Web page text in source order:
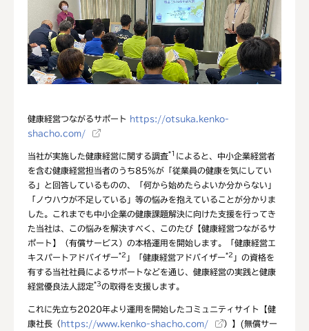
健康経営つながるサポート
https://otsuka.kenko-
shacho.com/
当社が実施した健康経営に関する調査*1 によると、中小企業経営者
を含む健康経営担当者のうち85%が「従業員の健康を気にしてい
る」と回答しているものの、「何から始めたらよいか分からない」
「ノウハウが不足している」等の悩みを抱えていることが分かりま
した。これまでも中小企業の健康課題解決に向けた支援を行ってき
た当社は、この悩みを解決すべく、このたび【健康経営つながるサ
ポート】（有償サービス）の本格運用を開始します。「健康経営エ
キスパートアドバイザー*2 」「健康経営アドバイザー*2 」の資格を
有する当社社員によるサポートなどを通じ、健康経営の実践と健康
経営優良法人認定*3の取得を支援します。
これに先立ち2020年より運用を開始したコミュニティサイト【健
康社長（ https://www.kenko-shacho.com/
）】(無償サー